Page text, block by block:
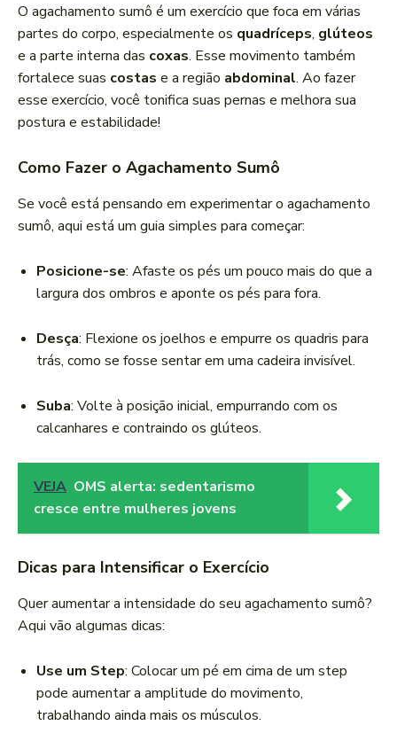
O agachamento sumô é um exercício que foca em várias
partes do corpo, especialmente os quadríceps, glúteos
e a parte interna das coxas. Esse movimento também
fortalece suas costas e a região abdominal. Ao fazer
esse exercício, você tonifica suas pernas e melhora sua
postura e estabilidade!
Como Fazer o Agachamento Sumô
Se você está pensando em experimentar o agachamento
sumô, aqui está um guia simples para começar:
Posicione-se: Afaste os pés um pouco mais do que a
largura dos ombros e aponte os pés para fora.
Desça: Flexione os joelhos e empurre os quadris para
trás, como se fosse sentar em uma cadeira invisível.
Suba: Volte à posição inicial, empurrando com os
calcanhares e contraindo os glúteos.
VEJA OMS alerta: sedentarismo
cresce entre mulheres jovens
Dicas para Intensificar o Exercício
Quer aumentar a intensidade do seu agachamento sumô?
Aqui vão algumas dicas:
Use um Step: Colocar um pé em cima de um step
pode aumentar a amplitude do movimento,
trabalhando ainda mais os músculos.